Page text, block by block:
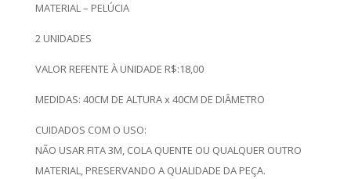
MATERIAL – PELÚCIA
2 UNIDADES
VALOR REFENTE À UNIDADE R$:18,00
MEDIDAS: 40CM DE ALTURA x 40CM DE DIÂMETRO
CUIDADOS COM O USO:
NÃO USAR FITA 3M, COLA QUENTE OU QUALQUER OUTRO
MATERIAL, PRESERVANDO A QUALIDADE DA PEÇA.